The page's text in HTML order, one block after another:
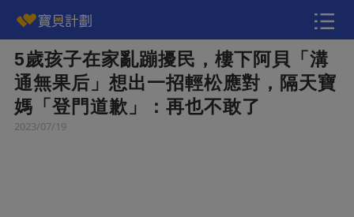
5歲孩子在家亂蹦擾民，樓下阿貝「溝
通無果后」想出一招輕松應對，隔天寶
媽「登門道歉」：再也不敢了
2023/07/19
快訊